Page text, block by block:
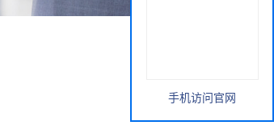
手机访问官网